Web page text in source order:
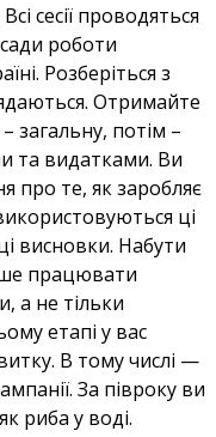
сесії проводяться
роботи
Розберіться з
Отримайте
загальну, потім –
та видатками. Ви
про те, як заробляє
ці
висновки. Набути
працювати
а не тільки
етапі у вас
В тому числі —
За півроку ви
риба у воді.